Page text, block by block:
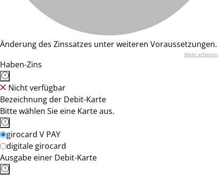
Änderung des Zinssatzes unter weiteren Voraussetzungen.
Mehr erfahren
Haben-Zins
Nicht verfügbar
Bezeichnung der Debit-Karte
Bitte wählen Sie eine Karte aus.
girocard V PAY
digitale girocard
Ausgabe einer Debit-Karte